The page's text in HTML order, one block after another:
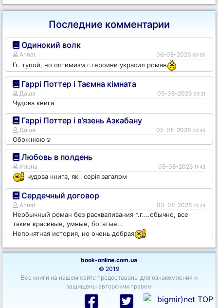
Последние комментарии
Одинокий волк
Annat 06-08-2026 00:00
Гг. тупой, но оптимизм г.героини украсил роман
Гаррі Поттер і Таємна кімната
Даша 05-08-2026 23:31
Чудова книга
Гаррі Поттер і в’язень Азкабану
Даша 05-08-2026 23:30
Обожнюю☺️
Любовь в полдень
Илона 05-08-2026 11:43
чудова книга, як і серія загалом
Сердечный договор
Annat 03-08-2026 21:29
Необычный роман без расхваливания г.г....обычно, все
такие красивые, умные, богатые...
Непонятная история, но очень добрая
book-online.com.ua
© 2019
Все книги на нашем сайте предоставены для ознакомления и
защищены авторским правом